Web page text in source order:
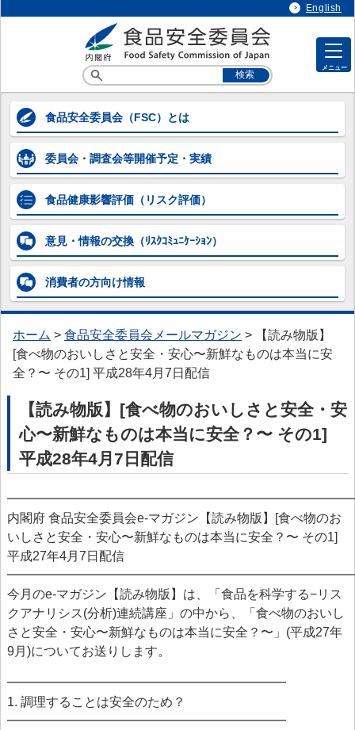
English
メニュー
各専門調査会等の情報
各専門調査会等の情報
> 企画等専門調査会
> 添加物専門調査会
> 農薬第一～第五専門調査会
> 動物用医薬品専門調査会
> 器具・容器包装専門調査会
> 汚染物質等専門調査会
> 微生物・ウイルス専門調査会
> プリオン専門調査会
> かび毒・自然毒等専門調査会
> 遺伝子組換え食品等専門調査会
> 新開発食品専門調査会
> ワーキンググループ
> 以前設置していた主なワーキンググループ
委託研究・調査事業
委託研究・調査事業等
> 研究課題について
データベース等
> 食品安全情報のデータベース検索
食品安全委員会 （FSC）とは
委員会・調査会等開催予定・実績
食品健康影響評価 （リスク評価）
意見・情報の交換 （ﾘｽｸｺﾐｭﾆｹｰｼｮﾝ）
消費者の方向け情報
ホーム > 食品安全委員会メールマガジン > 【読み物版】
[食べ物のおいしさと安全・安心〜新鮮なものは本当に安
全？〜 その1] 平成28年4月7日配信
【読み物版】[食べ物のおいしさと安全・安
心〜新鮮なものは本当に安全？〜 その1]
平成28年4月7日配信
内閣府 食品安全委員会e-マガジン【読み物版】[食べ物のお
いしさと安全・安心〜新鮮なものは本当に安全？〜 その1]
平成27年4月7日配信
今月のe-マガジン【読み物版】は、「食品を科学する−リス
クアナリシス(分析)連続講座」の中から、「食べ物のおいし
さと安全・安心〜新鮮なものは本当に安全？〜」(平成27年
9月)についてお送りします。
━━━━━━━━━━━━━━━━━━━━━━
1. 調理することは安全のため？
━━━━━━━━━━━━━━━━━━━━━━